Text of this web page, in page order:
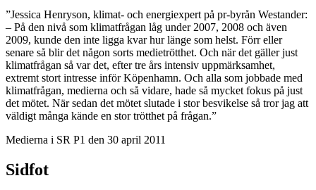
”Jessica Henryson, klimat- och energiexpert på pr-byrån Westander:
– På den nivå som klimatfrågan låg under 2007, 2008 och även
2009, kunde den inte ligga kvar hur länge som helst. Förr eller
senare så blir det någon sorts medietrötthet. Och när det gäller just
klimatfrågan så var det, efter tre års intensiv uppmärksamhet,
extremt stort intresse inför Köpenhamn. Och alla som jobbade med
klimatfrågan, medierna och så vidare, hade så mycket fokus på just
det mötet. När sedan det mötet slutade i stor besvikelse så tror jag att
väldigt många kände en stor trötthet på frågan.”
Medierna i SR P1 den 30 april 2011
Sidfot